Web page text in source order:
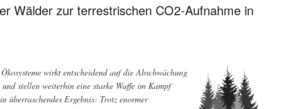
Wälder zur terrestrischen CO2-Aufnahme in
wirkt entscheidend auf die Abschwächung
stellen weiterhin eine starke Waffe im Kampf
überraschendes Ergebnis: Trotz enormer